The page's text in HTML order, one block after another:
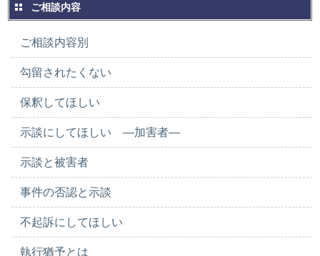
ご相談内容
ご相談内容別
勾留されたくない
保釈してほしい
示談にしてほしい ―加害者―
示談と被害者
事件の否認と示談
不起訴にしてほしい
執行猶予とは